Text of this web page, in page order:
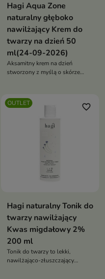
Hagi Aqua Zone
naturalny głęboko
nawilżający Krem do
twarzy na dzień 50
ml(24-09-2026)
Aksamitny krem na dzień
stworzony z myślą o skórze
OUTLET favorite_border
Hagi naturalny Tonik do
twarzy nawilżający
Kwas migdałowy 2%
200 ml
Tonik do twarzy to lekki,
nawilżająco-złuszczający